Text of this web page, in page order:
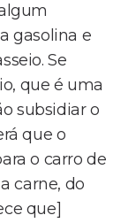
gasolina e
Se
que é uma
subsidiar o
que o
o carro de
carne, do
que]